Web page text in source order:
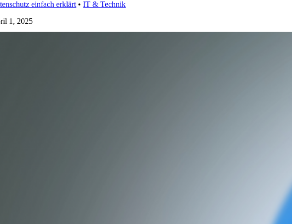
einfach erklärt •IT & Technik
1, 2025